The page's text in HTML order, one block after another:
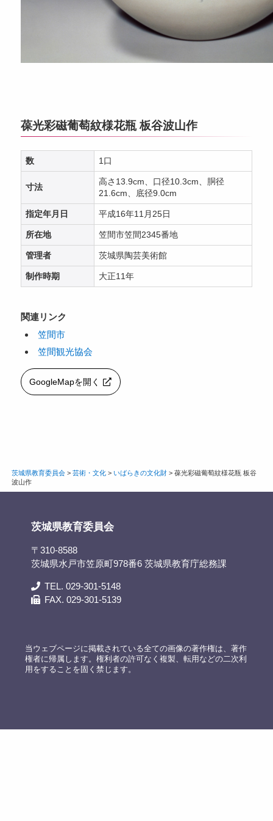
葆光彩磁葡萄紋様花瓶 板谷波山作
数 1口
寸法
高さ13.9cm、口径10.3cm、胴径
21.6cm、底径9.0cm
指定年月日 平成16年11月25日
所在地 笠間市笠間2345番地
管理者 茨城県陶芸美術館
制作時期 大正11年
関連リンク
笠間市
笠間観光協会
GoogleMapを開く
茨城県教育委員会> 芸術・文化> いばらきの文化財> 葆光彩磁葡萄紋様花瓶 板谷
波山作
茨城県教育委員会
〒310-8588
茨城県水戸市笠原町978番6 茨城県教育庁総務課
TEL. 029-301-5148
FAX. 029-301-5139
当ウェブページに掲載されている全ての画像の著作権は、著作
権者に帰属します。権利者の許可なく複製、転用などの二次利
用をすることを固く禁じます。